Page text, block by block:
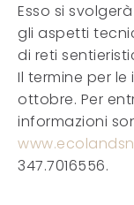
Esso si
gli aspetti
di reti
Il termine per le
ottobre. Per
informazioni
347.7016556.